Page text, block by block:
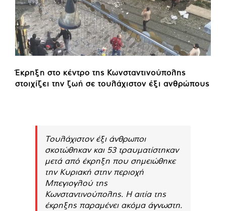
Έκρηξη στο κέντρο της Κωνσταντινούπολης
στοιχίζει την ζωή σε τουλάχιστον έξι ανθρώπους
Τουλάχιστον έξι άνθρωποι
σκοτώθηκαν και 53 τραυματίστηκαν
μετά από έκρηξη που σημειώθηκε
την Κυριακή στην περιοχή
Μπεγιογλού της
Κωνσταντινούπολης. Η αιτία της
έκρηξης παραμένει ακόμα άγνωστη.